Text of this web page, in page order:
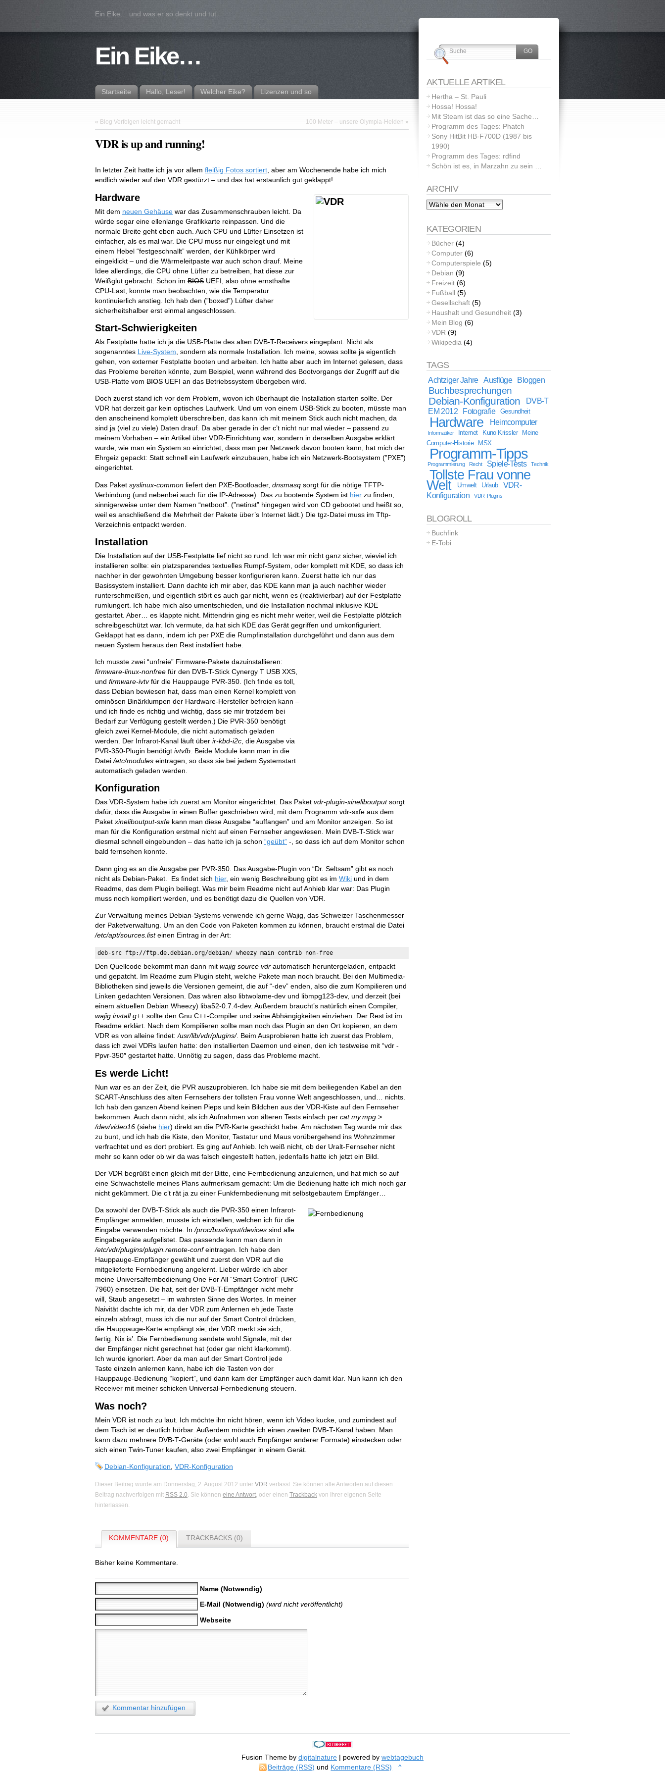
Ein Eike… und was er so denkt und tut.
Ein Eike…
Startseite Hallo, Leser! Welcher Eike? Lizenzen und so
« Blog Verfolgen leicht gemacht 100 Meter – unsere Olympia-Helden »
VDR is up and running!
In letzter Zeit hatte ich ja vor allem fleißig Fotos sortiert, aber am Wochenende habe ich mich
endlich wieder auf den VDR gestürzt – und das hat erstaunlich gut geklappt!
Hardware
Mit dem neuen Gehäuse war das Zusammenschrauben leicht. Da
würde sogar eine ellenlange Grafikkarte reinpassen. Und die
normale Breite geht eben auch. Auch CPU und Lüfter Einsetzen ist
einfacher, als es mal war. Die CPU muss nur eingelegt und mit
einem Hebel “festgeschnallt” werden, der Kühlkörper wird
eingeklickt – und die Wärmeleitpaste war auch schon drauf. Meine
Idee allerdings, die CPU ohne Lüfter zu betreiben, hat diese zur
Weißglut gebracht. Schon im BIOS UEFI, also ohne ernsthafte
CPU-Last, konnte man beobachten, wie die Temperatur
kontinuierlich anstieg. Ich hab den (”boxed”) Lüfter daher
sicherheitshalber erst einmal angeschlossen.
Start-Schwierigkeiten
Als Festplatte hatte ich ja die USB-Platte des alten DVB-T-Receivers eingeplant. Nicht als
sogenanntes Live-System , sondern als normale Installation. Ich meine, sowas sollte ja eigentlich
gehen, von externer Festplatte booten und arbeiten. Ich hatte aber auch im Internet gelesen, dass
das Probleme bereiten könnte, zum Beispiel, wenn während des Bootvorgangs der Zugriff auf die
USB-Platte vom BIOS UEFI an das Betriebssystem übergeben wird.
Doch zuerst stand ich vor dem Problem, wovon ich überhaupt die Installation starten sollte. Der
VDR hat derzeit gar kein optisches Laufwerk. Und um von einem USB-Stick zu booten, müsste man
den anscheinend komplett überschreiben, das kann ich mit meinem Stick auch nicht machen, da
sind ja (viel zu viele) Daten drauf. Da aber gerade in der c’t nicht nur mal wieder – passend zu
meinem Vorhaben – ein Artikel über VDR-Einrichtung war, sondern in derselben Ausgabe erklärt
wurde, wie man ein System so einrichtet, dass man per Netzwerk davon booten kann, hat mich der
Ehrgeiz gepackt: Statt schnell ein Laufwerk einzubauen, habe ich ein Netzwerk-Bootsystem (”PXE”)
eingerichtet.
Das Paket syslinux-common liefert den PXE-Bootloader, dnsmasq sorgt für die nötige TFTP-
Verbindung (und nebenbei auch für die IP-Adresse). Das zu bootende System ist hier zu finden,
sinnigerweise unter dem Namen “netboot”. (”netinst” hingegen wird von CD gebootet und heißt so,
weil es anschließend die Mehrheit der Pakete über’s Internet lädt.) Die tgz-Datei muss im Tftp-
Verzeichnis entpackt werden.
Installation
Die Installation auf der USB-Festplatte lief nicht so rund. Ich war mir nicht ganz sicher, wieviel ich
installieren sollte: ein platzsparendes textuelles Rumpf-System, oder komplett mit KDE, so dass ich
nachher in der gewohnten Umgebung besser konfigurieren kann. Zuerst hatte ich nur das
Basissystem installiert. Dann dachte ich mir aber, das KDE kann man ja auch nachher wieder
runterschmeißen, und eigentlich stört es auch gar nicht, wenn es (reaktivierbar) auf der Festplatte
rumlungert. Ich habe mich also umentschieden, und die Installation nochmal inklusive KDE
gestartet. Aber… es klappte nicht. Mittendrin ging es nicht mehr weiter, weil die Festplatte plötzlich
schreibgeschützt war. Ich vermute, da hat sich KDE das Gerät gegriffen und umkonfiguriert.
Geklappt hat es dann, indem ich per PXE die Rumpfinstallation durchgeführt und dann aus dem
neuen System heraus den Rest installiert habe.
Ich musste zwei “unfreie” Firmware-Pakete dazuinstallieren:
firmware-linux-nonfree für den DVB-T-Stick Cynergy T USB XXS,
und firmware-ivtvfür die Hauppauge PVR-350. (Ich finde es toll,
dass Debian bewiesen hat, dass man einen Kernel komplett von
ominösen Binärklumpen der Hardware-Hersteller befreien kann –
und ich finde es richtig und wichtig, dass sie mir trotzdem bei
Bedarf zur Verfügung gestellt werden.) Die PVR-350 benötigt
gleich zwei Kernel-Module, die nicht automatisch geladen
werden. Der Infrarot-Kanal läuft über ir-kbd-i2c , die Ausgabe via
PVR-350-Plugin benötigt ivtvfb . Beide Module kann man in die
Datei/etc/modules eintragen, so dass sie bei jedem Systemstart
automatisch geladen werden.
Konfiguration
Das VDR-System habe ich zuerst am Monitor eingerichtet. Das Paket vdr-plugin-xineliboutputsorgt
dafür, dass die Ausgabe in einen Buffer geschrieben wird; mit dem Programm vdr-sxfe aus dem
Paketxineliboutput-sxfe kann man diese Ausgabe “auffangen” und am Monitor anzeigen. So ist
man für die Konfiguration erstmal nicht auf einen Fernseher angewiesen. Mein DVB-T-Stick war
diesmal schnell eingebunden – das hatte ich ja schon “geübt” -, so dass ich auf dem Monitor schon
bald fernsehen konnte.
Dann ging es an die Ausgabe per PVR-350. Das Ausgabe-Plugin von “Dr. Seltsam” gibt es noch
nicht als Debian-Paket. Es findet sich hier, ein wenig Beschreibung gibt es im Wiki und in dem
Readme, das dem Plugin beiliegt. Was mir beim Readme nicht auf Anhieb klar war: Das Plugin
muss noch kompiliert werden, und es benötigt dazu die Quellen von VDR.
Zur Verwaltung meines Debian-Systems verwende ich gerne Wajig, das Schweizer Taschenmesser
der Paketverwaltung. Um an den Code von Paketen kommen zu können, braucht erstmal die Datei
/etc/apt/sources.listeinen Eintrag in der Art:
deb-src ftp://ftp.de.debian.org/debian/ wheezy main contrib non-free
Den Quellcode bekommt man dann mit wajig source vdr automatisch heruntergeladen, entpackt
und gepatcht. Im Readme zum Plugin steht, welche Pakete man noch braucht. Bei den Multimedia-
Bibliotheken sind jeweils die Versionen gemeint, die auf “-dev” enden, also die zum Kompilieren und
Linken gedachten Versionen. Das wären also libtwolame-dev und libmpg123-dev, und derzeit (bei
einem aktuellen Debian Wheezy) liba52-0.7.4-dev. Außerdem braucht’s natürlich einen Compiler,
wajig install g++ sollte den Gnu C++-Compiler und seine Abhängigkeiten einziehen. Der Rest ist im
Readme erklärt. Nach dem Kompilieren sollte man noch das Plugin an den Ort kopieren, an dem
VDR es von alleine findet:/usr/lib/vdr/plugins/. Beim Ausprobieren hatte ich zuerst das Problem,
dass ich zwei VDRs laufen hatte: den installierten Daemon und einen, den ich testweise mit “vdr -
Ppvr-350″ gestartet hatte. Unnötig zu sagen, dass das Probleme macht.
Es werde Licht!
Nun war es an der Zeit, die PVR auszuprobieren. Ich habe sie mit dem beiliegenden Kabel an den
SCART-Anschluss des alten Fernsehers der tollsten Frau vonne Welt angeschlossen, und… nichts.
Ich hab den ganzen Abend keinen Pieps und kein Bildchen aus der VDR-Kiste auf den Fernseher
bekommen. Auch dann nicht, als ich Aufnahmen von älteren Tests einfach per cat my.mpg >
/dev/video16 (siehe hier) direkt an die PVR-Karte geschickt habe. Am nächsten Tag wurde mir das
zu bunt, und ich hab die Kiste, den Monitor, Tastatur und Maus vorübergehend ins Wohnzimmer
verfrachtet und es dort probiert. Es ging auf Anhieb. Ich weiß nicht, ob der Uralt-Fernseher nicht
mehr so kann oder ob wir da was falsch eingestellt hatten, jedenfalls hatte ich jetzt ein Bild.
Der VDR begrüßt einen gleich mit der Bitte, eine Fernbedienung anzulernen, und hat mich so auf
eine Schwachstelle meines Plans aufmerksam gemacht: Um die Bedienung hatte ich mich noch gar
nicht gekümmert. Die c’t rät ja zu einer Funkfernbedienung mit selbstgebautem Empfänger…
Da sowohl der DVB-T-Stick als auch die PVR-350 einen Infrarot-
Empfänger anmelden, musste ich einstellen, welchen ich für die
Eingabe verwenden möchte. In/proc/bus/input/devices sind alle
Eingabegeräte aufgelistet. Das passende kann man dann in
/etc/vdr/plugins/plugin.remote-confeintragen. Ich habe den
Hauppauge-Empfänger gewählt und zuerst den VDR auf die
mitgelieferte Fernbedienung angelernt. Lieber würde ich aber
meine Universalfernbedienung One For All “Smart Control” (URC
7960) einsetzen. Die hat, seit der DVB-T-Empfänger nicht mehr
will, Staub angesetzt – im wahrsten Sinne des Wortes. In meiner
Naivität dachte ich mir, da der VDR zum Anlernen eh jede Taste
einzeln abfragt, muss ich die nur auf der Smart Control drücken,
die Hauppauge-Karte empfängt sie, der VDR merkt sie sich,
fertig. Nix is’. Die Fernbedienung sendete wohl Signale, mit der
der Empfänger nicht gerechnet hat (oder gar nicht klarkommt).
Ich wurde ignoriert. Aber da man auf der Smart Control jede
Taste einzeln anlernen kann, habe ich die Tasten von der
Hauppauge-Bedienung “kopiert”, und dann kam der Empfänger auch damit klar. Nun kann ich den
Receiver mit meiner schicken Universal-Fernbedienung steuern.
Was noch?
Mein VDR ist noch zu laut. Ich möchte ihn nicht hören, wenn ich Video kucke, und zumindest auf
dem Tisch ist er deutlich hörbar. Außerdem möchte ich einen zweiten DVB-T-Kanal haben. Man
kann dazu mehrere DVB-T-Geräte (oder wohl auch Empfänger anderer Formate) einstecken oder
sich einen Twin-Tuner kaufen, also zwei Empfänger in einem Gerät.
Debian-Konfiguration VDR-Konfiguration
Dieser Beitrag wurde am Donnerstag, 2. August 2012 unter VDR verfasst. Sie können alle Antworten auf diesen
Beitrag nachverfolgen mit RSS 2.0. Sie können eine Antwort, oder einen Trackback von Ihrer eigenen Seite
hinterlassen.
KOMMENTARE (0) TRACKBACKS (0)
Bisher keine Kommentare.
Name (Notwendig)
E-Mail (Notwendig) (wird nicht veröffentlicht)
Webseite
Kommentar hinzufügen
AKTUELLE ARTIKEL
Hertha – St. Pauli
Hossa! Hossa!
Mit Steam ist das so eine Sache…
Programm des Tages: Phatch
Sony HitBit HB-F700D (1987 bis
1990)
Programm des Tages: rdfind
Schön ist es, in Marzahn zu sein …
ARCHIV
KATEGORIEN
Bücher (4)
Computer (6)
Computerspiele (5)
Debian (9)
Freizeit (6)
Fußball (5)
Gesellschaft (5)
Haushalt und Gesundheit (3)
Mein Blog (6)
VDR (9)
Wikipedia (4)
TAGS
Achtziger Jahre Ausflüge Bloggen
Buchbesprechungen
Debian-Konfiguration
DVB-T
EM 2012
Fotografie Gesundheit
Hardware Heimcomputer
Informatiker Internet Kuno Krissler
Meine
Computer-Historie
MSX
Programm-Tipps
Programmierung Recht Spiele-Tests Technik
Tollste Frau vonne
Welt Umwelt Urlaub
VDR-
Konfiguration
VDR-Plugins
BLOGROLL
Buchfink
E-Tobi
Fusion Theme by digitalnature | powered by webtagebuch
Beiträge (RSS) und Kommentare (RSS) ^